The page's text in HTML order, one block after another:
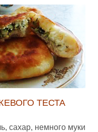
ТЕСТА
сахар, немного муки